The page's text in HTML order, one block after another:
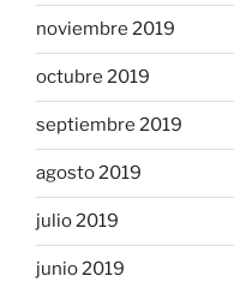
noviembre 2019
octubre 2019
septiembre 2019
agosto 2019
julio 2019
junio 2019